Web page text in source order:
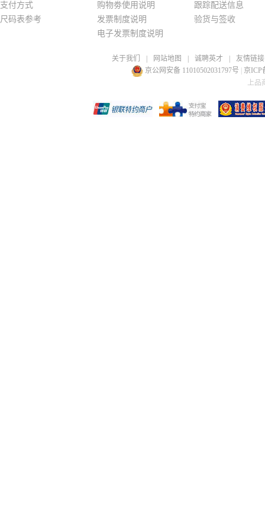
支付方式
尺码表参考
购物劵使用说明
发票制度说明
电子发票制度说明
跟踪配送信息
验货与签收
关于我们 网站地图 诚聘英才
友情链接
京公网安备 11010502031797号
京ICP
上品